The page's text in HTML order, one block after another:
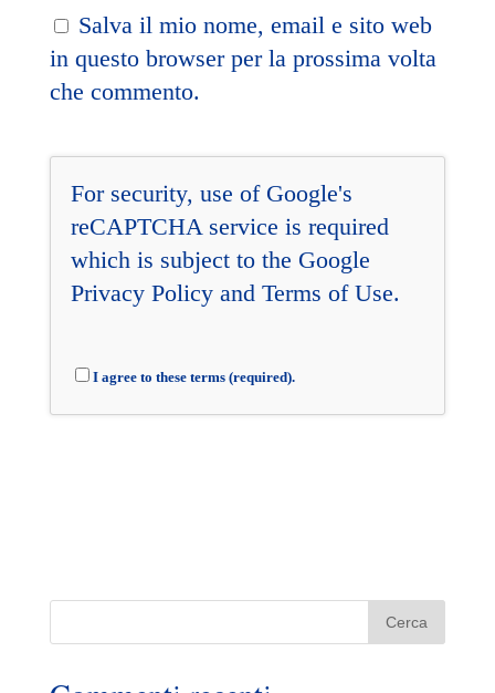
Salva il mio nome, email e sito web
in questo browser per la prossima volta
che commento.
For security, use of Google's
reCAPTCHA service is required
which is subject to the Google
Privacy Policyand Terms of Use.
I agree to these terms (required).